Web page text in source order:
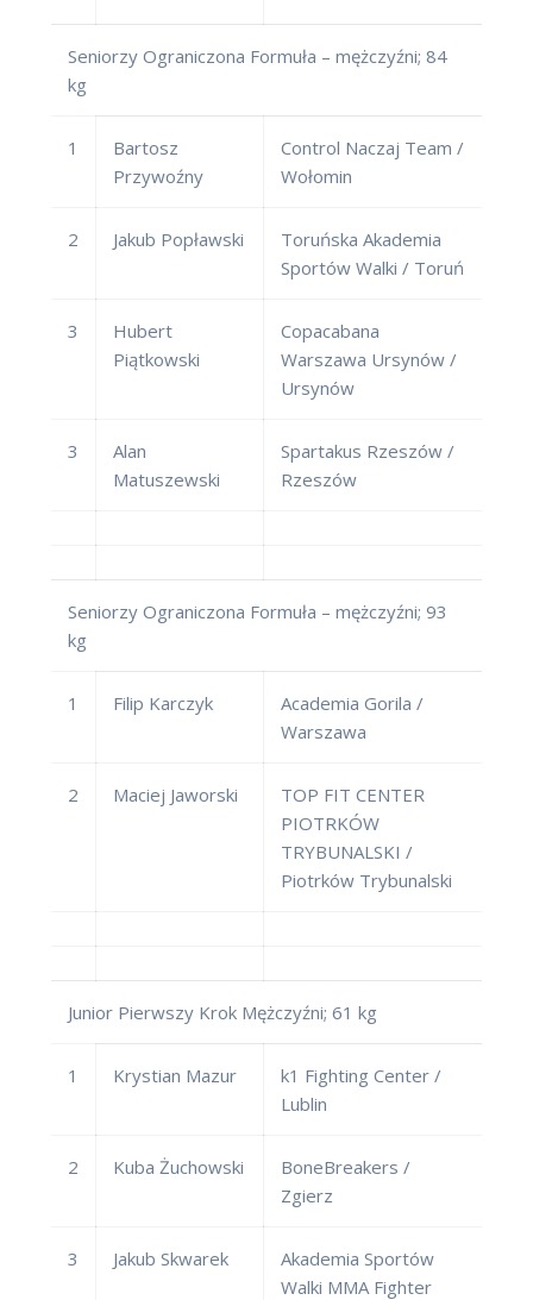
Seniorzy Ograniczona Formuła – mężczyźni; 84
kg
1
Bartosz
Przywoźny
Control Naczaj Team /
Wołomin
2 Jakub Popławski
Toruńska Akademia
Sportów Walki / Toruń
3
Hubert
Piątkowski
Copacabana
Warszawa Ursynów /
Ursynów
3
Alan
Matuszewski
Spartakus Rzeszów /
Rzeszów
Seniorzy Ograniczona Formuła – mężczyźni; 93
kg
1 Filip Karczyk
Academia Gorila /
Warszawa
2 Maciej Jaworski
TOP FIT CENTER
PIOTRKÓW
TRYBUNALSKI /
Piotrków Trybunalski
Junior Pierwszy Krok Mężczyźni; 61 kg
1 Krystian Mazur
k1 Fighting Center /
Lublin
2 Kuba Żuchowski
BoneBreakers /
Zgierz
3 Jakub Skwarek
Akademia Sportów
Walki MMA Fighter